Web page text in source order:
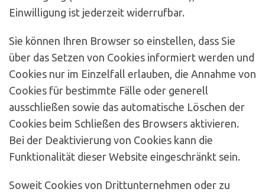
Einwilligung ist jederzeit widerrufbar.
Sie können Ihren Browser so einstellen, dass Sie
über das Setzen von Cookies informiert werden und
Cookies nur im Einzelfall erlauben, die Annahme von
Cookies für bestimmte Fälle oder generell
ausschließen sowie das automatische Löschen der
Cookies beim Schließen des Browsers aktivieren.
Bei der Deaktivierung von Cookies kann die
Funktionalität dieser Website eingeschränkt sein.
Soweit Cookies von Drittunternehmen oder zu